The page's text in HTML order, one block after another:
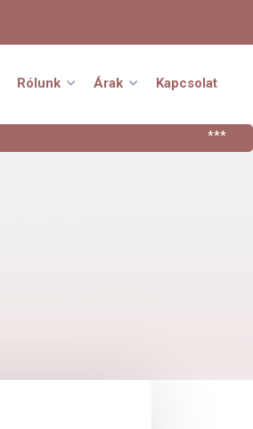
Rólunk Árak Kapcsolat
***